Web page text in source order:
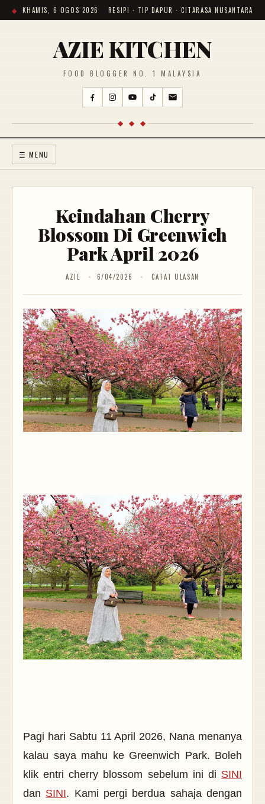
KHAMIS, 6 OGOS 2026 RESIPI · TIP DAPUR · CITARASA NUSANTARA
AZIE KITCHEN
FOOD BLOGGER NO. 1 MALAYSIA
◆ ◆ ◆
☰ MENU
Keindahan Cherry
Blossom Di Greenwich
Park April 2026
AZIE 6/04/2026 CATAT ULASAN
Pagi hari Sabtu 11 April 2026, Nana menanya
kalau saya mahu ke Greenwich Park. Boleh
klik entri cherry blossom sebelum ini di SINI
dan SINI. Kami pergi berdua sahaja dengan